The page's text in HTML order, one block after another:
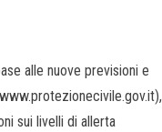
alle nuove previsioni e
sui livelli di allerta